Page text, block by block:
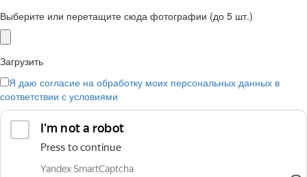
Выберите или перетащите сюда фотографии (до 5 шт.)
Загрузить
Я даю согласие на обработку моих персональных данных в
соответствии с условиями